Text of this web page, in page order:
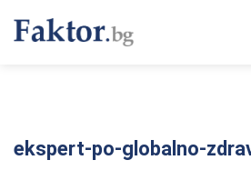
ekspert-po-globalno-